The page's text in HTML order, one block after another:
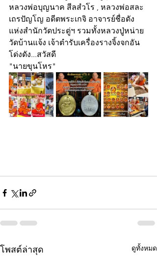
หลวงพ่อบุญนาค สีลสํวโร , หลวงพ่อสละ
เถรปัญโญ อดีตพระเกจิ อาจารย์ชื่อดัง
แห่งสำนักวัดประดู่ฯ รวมทั้งหลวงปู่หน่าย
วัดบ้านแจ้ง เจ้าตำรับเครื่องรางจิ้งจกอัน
โด่งดัง...สวัสดี
"นายขุนโหร"
โพสต์ล่าสุด ดูทั้งหมด